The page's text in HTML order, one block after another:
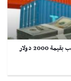
غموض حول «شيكات الرسوم الجمركية» التي وعد بها ترامب بقيمة 2000 دولار